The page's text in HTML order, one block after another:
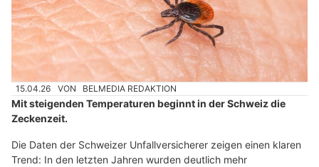
15.04.26 VON BELMEDIA REDAKTION
Mit steigenden Temperaturen beginnt in der Schweiz die
Zeckenzeit.
Die Daten der Schweizer Unfallversicherer zeigen einen klaren
Trend: In den letzten Jahren wurden deutlich mehr